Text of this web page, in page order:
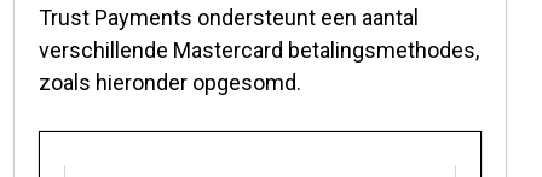
Trust Payments ondersteunt een aantal
verschillende Mastercard betalingsmethodes,
zoals hieronder opgesomd.